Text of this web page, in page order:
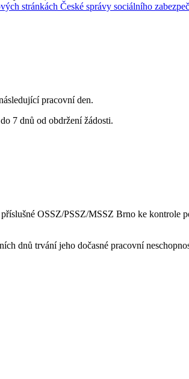
stránkách České správy sociálního
pracovní den.
7 dnů od obdržení žádosti.
OSSZ/PSSZ/MSSZ Brno ke kontrole
dnů trvání jeho dočasné pracovní